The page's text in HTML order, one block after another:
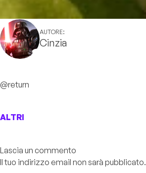
AUTORE:
Cinzia
@return
ALTRI
Lascia un commento
Il tuo indirizzo email non sarà pubblicato.